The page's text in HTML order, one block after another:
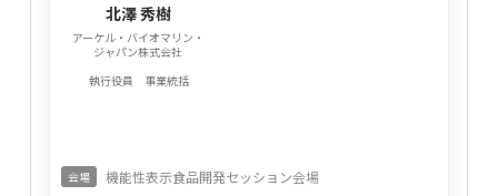
北澤 秀樹
アーケル・バイオマリン・
ジャパン株式会社
執行役員 事業統括
会場 機能性表示食品開発セッション会場